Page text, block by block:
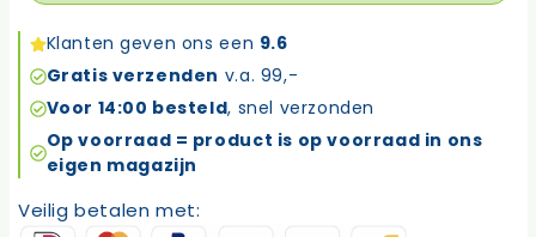
Klanten geven ons een 9.6
Gratis verzenden v.a. 99,-
Voor 14:00 besteld, snel verzonden
Op voorraad = product is op voorraad in ons
eigen magazijn
Veilig betalen met: